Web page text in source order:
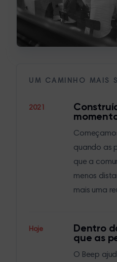
UM CAMINHO MAIS
2021
quando as
que a
menos
mais uma
Hoje
Dentro
que as
O Beep